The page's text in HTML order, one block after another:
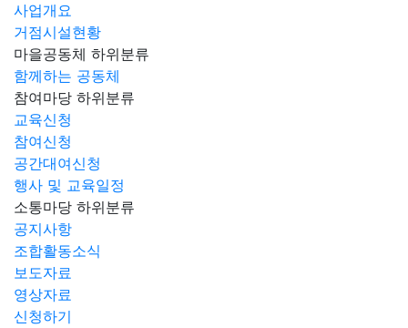
사업개요
거점시설현황
마을공동체 하위분류
함께하는 공동체
참여마당 하위분류
교육신청
참여신청
공간대여신청
행사 및 교육일정
소통마당 하위분류
공지사항
조합활동소식
보도자료
영상자료
신청하기